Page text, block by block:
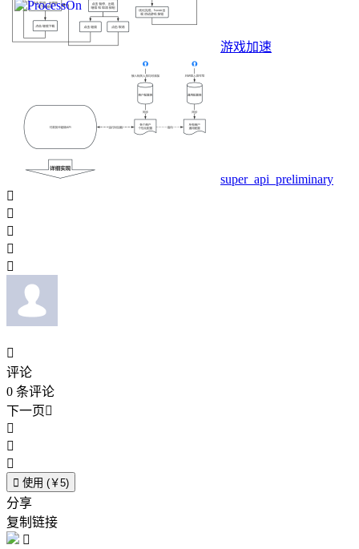
游戏加速
super_api_preliminary






评论
0 条评论
下一页



 使用 (￥5)
分享
复制链接
